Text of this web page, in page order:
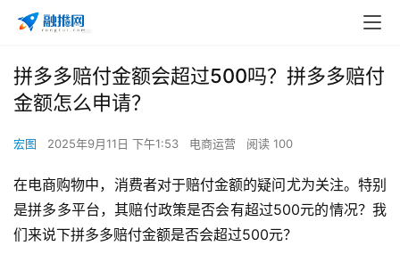
拼多多赔付金额会超过500吗？拼多多赔付
金额怎么申请？
宏图 2025年9月11日 下午1:53 电商运营 阅读 100
在电商购物中，消费者对于赔付金额的疑问尤为关注。特别
是拼多多平台，其赔付政策是否会有超过500元的情况？我
们来说下拼多多赔付金额是否会超过500元？